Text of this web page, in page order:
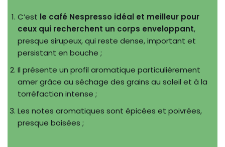
C’est le café Nespresso idéal et meilleur pour
ceux qui recherchent un corps enveloppant,
presque sirupeux, qui reste dense, important et
persistant en bouche ;
Il présente un profil aromatique particulièrement
amer grâce au séchage des grains au soleil et à la
torréfaction intense ;
Les notes aromatiques sont épicées et poivrées,
presque boisées ;